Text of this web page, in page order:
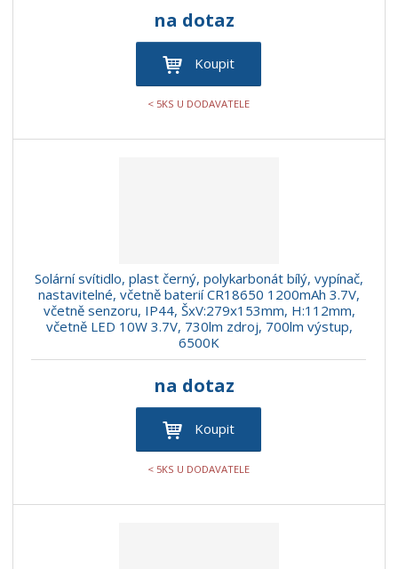
na dotaz
Koupit
< 5KS U DODAVATELE
Solární svítidlo, plast černý, polykarbonát bílý, vypínač,
nastavitelné, včetně baterií CR18650 1200mAh 3.7V,
včetně senzoru, IP44, ŠxV:279x153mm, H:112mm,
včetně LED 10W 3.7V, 730lm zdroj, 700lm výstup,
6500K
na dotaz
Koupit
< 5KS U DODAVATELE